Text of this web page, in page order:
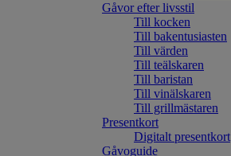
Gåvor efter livsstil
Till kocken
Till bakentusiasten
Till värden
Till teälskaren
Till baristan
Till vinälskaren
Till grillmästaren
Presentkort
Digitalt presentkort
Gåvoguide